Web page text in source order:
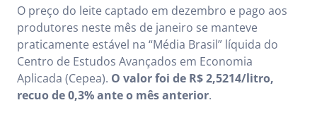
O preço do leite captado em dezembro e pago aos
produtores neste mês de janeiro se manteve
praticamente estável na “Média Brasil” líquida do
Centro de Estudos Avançados em Economia
Aplicada (Cepea). O valor foi de R$ 2,5214/litro,
recuo de 0,3% ante o mês anterior.